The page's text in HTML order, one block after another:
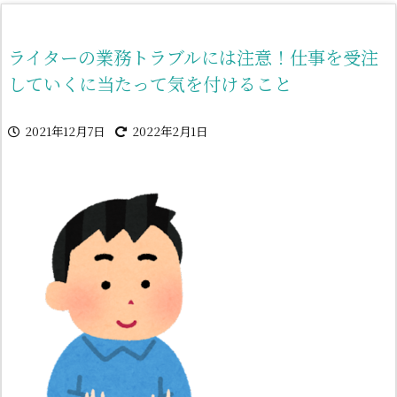
ライターの業務トラブルには注意！仕事を受注
していくに当たって気を付けること
2021年12月7日 2022年2月1日